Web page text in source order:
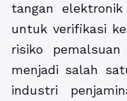
tangan
untuk verifikasi
risiko
menjadi salah
industri